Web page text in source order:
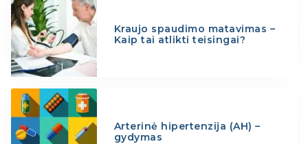
Kraujo spaudimo matavimas –
Kaip tai atlikti teisingai?
Arterinė hipertenzija (AH) –
gydymas